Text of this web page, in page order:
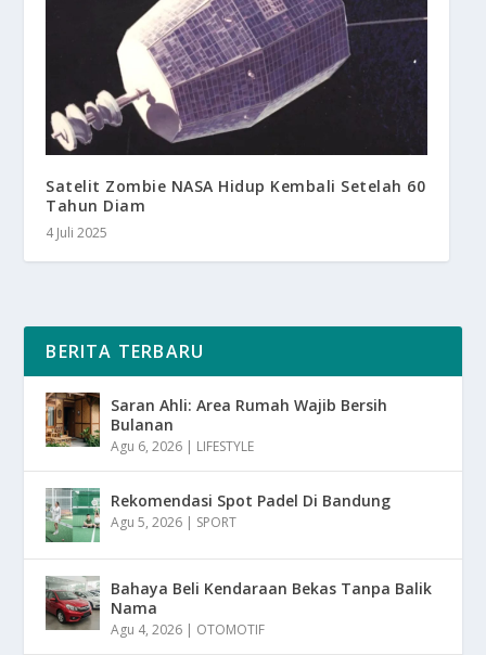
Satelit Zombie NASA Hidup Kembali Setelah 60
Tahun Diam
4 Juli 2025
BERITA TERBARU
Saran Ahli: Area Rumah Wajib Bersih
Bulanan
Agu 6, 2026 | LIFESTYLE
Rekomendasi Spot Padel Di Bandung
Agu 5, 2026 | SPORT
Bahaya Beli Kendaraan Bekas Tanpa Balik
Nama
Agu 4, 2026 | OTOMOTIF